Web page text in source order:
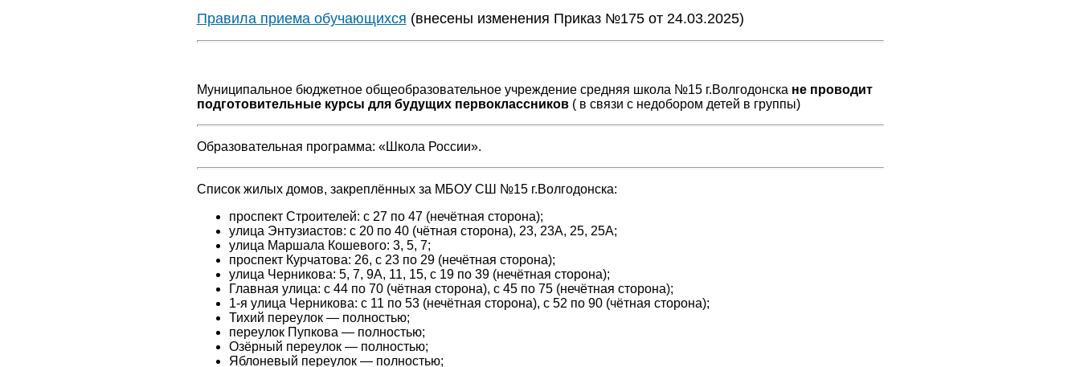
Правила приема обучающихся (внесены изменения Приказ №175 от 24.03.2025)
Муниципальное бюджетное общеобразовательное учреждение средняя школа №15 г.Волгодонска не проводит
подготовительные курсы для будущих первоклассников ( в связи с недобором детей в группы)
Образовательная программа: «Школа России».
Список жилых домов, закреплённых за МБОУ СШ №15 г.Волгодонска:
проспект Строителей: с 27 по 47 (нечётная сторона);
улица Энтузиастов: с 20 по 40 (чётная сторона), 23, 23А, 25, 25А;
улица Маршала Кошевого: 3, 5, 7;
проспект Курчатова: 26, с 23 по 29 (нечётная сторона);
улица Черникова: 5, 7, 9А, 11, 15, с 19 по 39 (нечётная сторона);
Главная улица: с 44 по 70 (чётная сторона), с 45 по 75 (нечётная сторона);
1-я улица Черникова: с 11 по 53 (нечётная сторона), с 52 по 90 (чётная сторона);
Тихий переулок — полностью;
переулок Пупкова — полностью;
Озёрный переулок — полностью;
Яблоневый переулок — полностью;